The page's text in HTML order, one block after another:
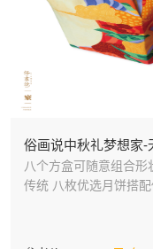
俗画说中秋礼梦想家-
八个方盒可随意组合
传统 八枚优选月饼搭